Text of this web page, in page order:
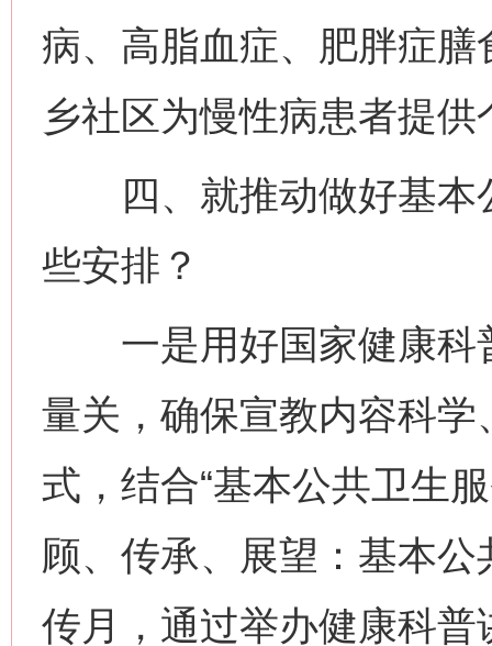
病、高脂血症、肥胖症
乡社区为慢性病患者提
四、就推动做好基本
些安排？
一是用好国家健康科
量关，确保宣教内容科
式，结合“基本公共卫生
顾、传承、展望：基本公
传月，通过举办健康科